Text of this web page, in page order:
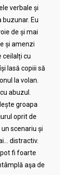
verbale și
Eu
de și mai
și amenzi
ceilalți cu
lasă copiii să
la volan.
abuzul.
groapa
oprit de
scenariu și
distractiv.
fi foarte
aşa de